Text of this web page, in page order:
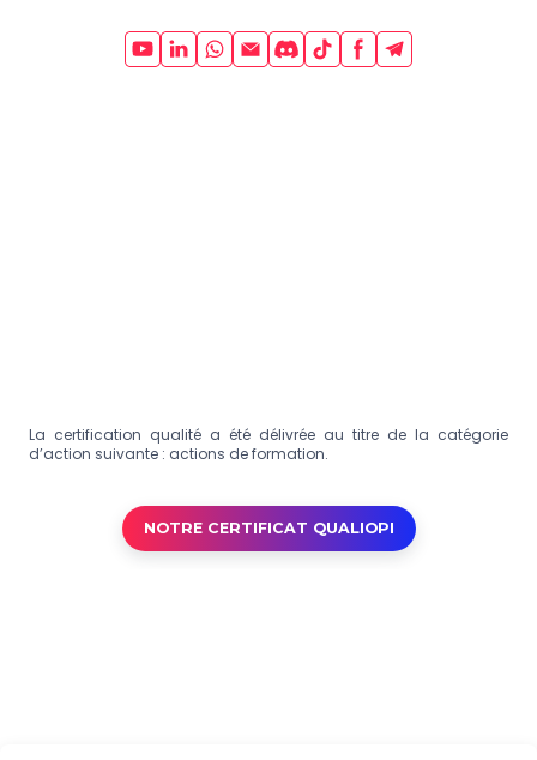
La certification qualité a été délivrée au titre de la catégorie
d’action suivante : actions de formation.
NOTRE CERTIFICAT QUALIOPI